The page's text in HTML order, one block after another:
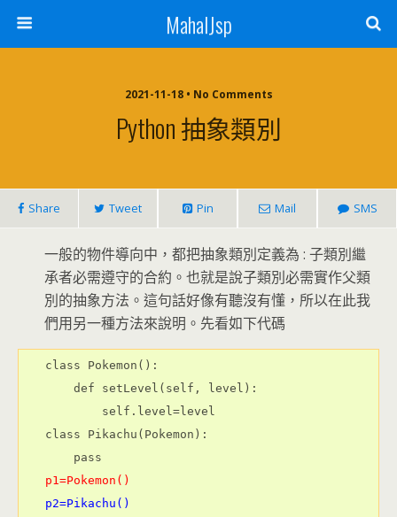
MahalJsp
2021-11-18 • No Comments
Python 抽象類別
Share Tweet Pin Mail SMS
一般的物件導向中，都把抽象類別定義為 : 子類別繼
承者必需遵守的合約。也就是說子類別必需實作父類
別的抽象方法。這句話好像有聽沒有懂，所以在此我
們用另一種方法來說明。先看如下代碼
class Pokemon():
    def setLevel(self, level):
        self.level=level
class Pikachu(Pokemon):
    pass
p1=Pokemon()
p2=Pikachu()